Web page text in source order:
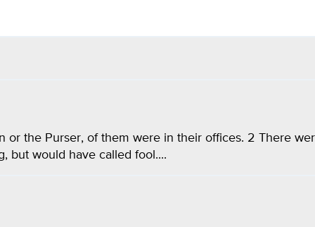
or the Purser, of them were in their offices. 2 There
but would have called fool....